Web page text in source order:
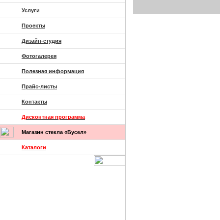
Услуги
Проекты
Дизайн-студия
Фотогалерея
Полезная информация
Прайс-листы
Контакты
Дисконтная программа
Магазин стекла «Бусел»
Каталоги